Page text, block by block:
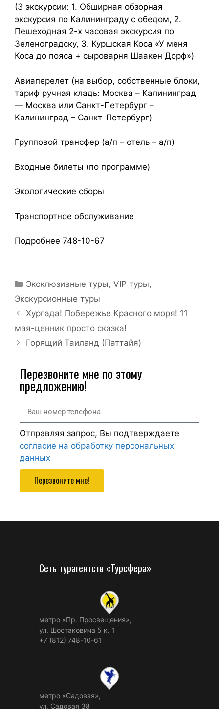
(3 экскурсии: 1. Обширная обзорная
экскурсия по Калининграду с обедом, 2.
Пешеходная 2-х часовая экскурсия по
Зеленоградску, 3. Куршская Коса «У меня
Коса до пояса + сыроварня Шаакен Дорф»)
Авиаперелет (на выбор, собственные блоки,
тариф ручная кладь: Москва – Калининград
— Москва или Санкт-Петербург –
Калининград – Санкт-Петербург)
Групповой трансфер (а/п – отель – а/п)
Входные билеты (по программе)
Экологические сборы
Транспортное обслуживание
Подробнее 748-10-67
Эксклюзивные туры, VIP туры,
Экскурсионные туры
Хургада! Побережье Красного моря! 11
мая-ценник просто сказка!
Горящий Таиланд (Паттайя)
Перезвоните мне по этому
предложению!
Отправляя запрос, Вы подтверждаете
согласие на обработку персональных
данных
Перезвоните мне!
Сеть турагентств «Турсфера»
метро «Пр. Просвещения»,
ул. Шостаковича 5 к. 1
+7 (812) 748-10-61
метро «Садовая»,
ул. Садовая 38